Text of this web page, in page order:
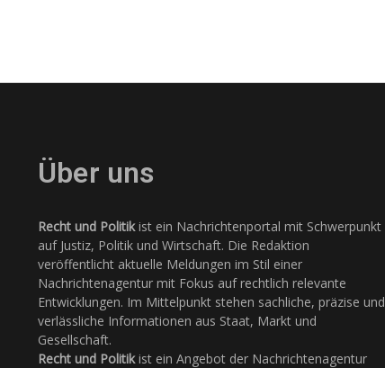
Über uns
Recht und Politikist ein Nachrichtenportal mit Schwerpunkt
auf Justiz, Politik und Wirtschaft. Die Redaktion
veröffentlicht aktuelle Meldungen im Stil einer
Nachrichtenagentur mit Fokus auf rechtlich relevante
Entwicklungen. Im Mittelpunkt stehen sachliche, präzise und
verlässliche Informationen aus Staat, Markt und
Gesellschaft.
Recht und Politikist ein Angebot der Nachrichtenagentur